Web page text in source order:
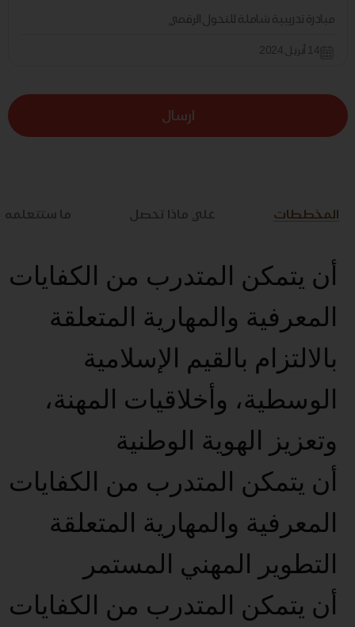
مبادرة تدريبية شاملة للتحول الرقمي
14 أبريل 2024
ارسال
المخططات علي ماذا تحصل ما ستتعلمه
أن يتمكن المتدرب من الكفايات
المعرفية والمهارية المتعلقة
بالالتزام بالقيم الإسلامية
الوسطية، وأخلاقيات المهنة،
وتعزيز الهوية الوطنية
أن يتمكن المتدرب من الكفايات
المعرفية والمهارية المتعلقة
التطوير المهني المستمر
أن يتمكن المتدرب من الكفايات